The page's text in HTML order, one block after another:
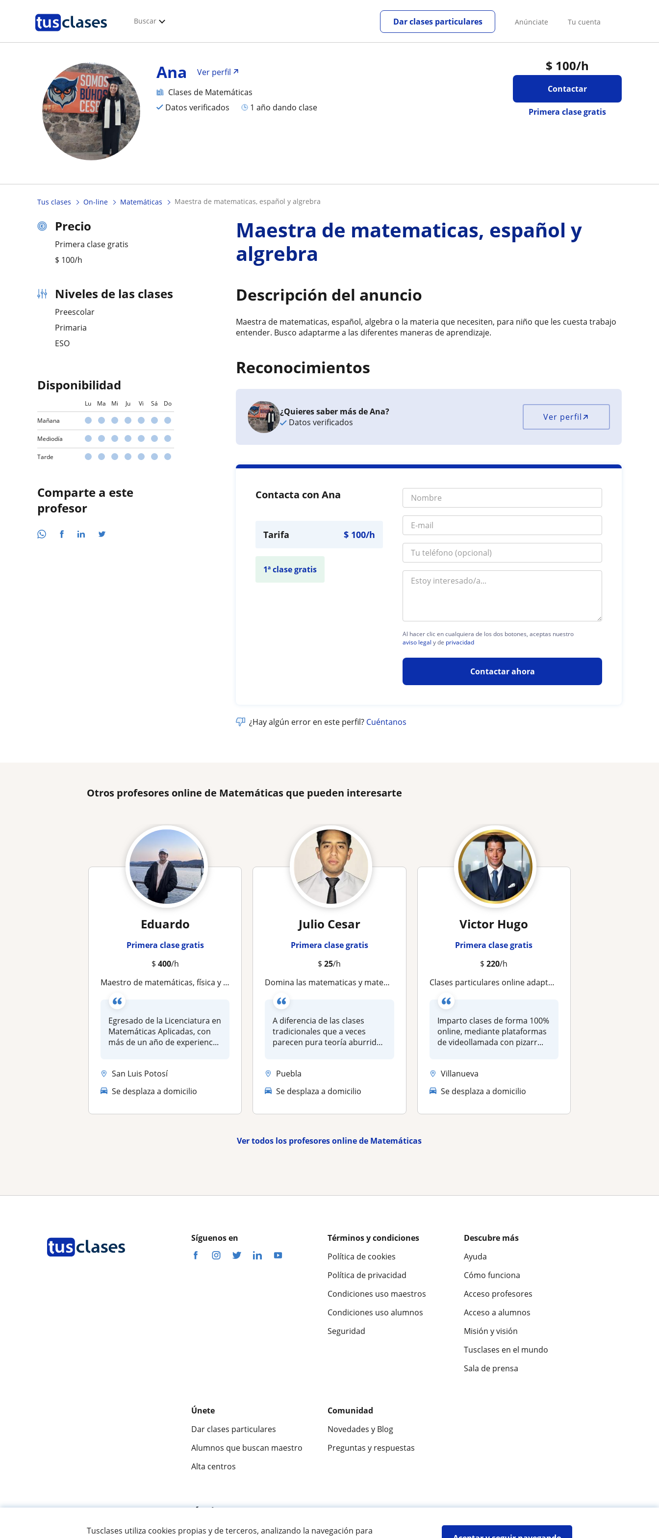
Tusclases utiliza cookies propias y de terceros, analizando la navegación para
Buscar Anúnciate Tu cuenta
Dar clases particulares
$ 100/h
Contactar
Primera clase gratis
Ana
Ver perfil
Clases de Matemáticas
Datos verificados
1 año dando clase
Tus clases On-line Matemáticas maestra de matematicas, español y algrebra
Precio
Primera clase gratis
$ 100/h
Niveles de las clases
Preescolar
Primaria
ESO
Disponibilidad
Lu Ma Mi Ju Vi Sá Do
Mañana
Mediodía
Tarde
Comparte a este
profesor
Maestra de matematicas, español y
algrebra
Descripción del anuncio
Maestra de matematicas, español, algebra o la materia que necesiten, para niño que les cuesta trabajo
entender. Busco adaptarme a las diferentes maneras de aprendizaje.
Reconocimientos
¿Quieres saber más de Ana?
Datos verificados
Ver perfil
Contacta con Ana
Tarifa $ 100/h
1ª clase gratis
Al hacer clic en cualquiera de los dos botones, aceptas nuestro
aviso legal y de privacidad
Contactar ahora
¿Hay algún error en este perfil? Cuéntanos
Otros profesores online de Matemáticas que pueden interesarte
Eduardo
Primera clase gratis
$ 400/h
Maestro de matemáticas, física y programación básica
Egresado de la Licenciatura en
Matemáticas Aplicadas, con
más de un año de experienc...
San Luis Potosí
Se desplaza a domicilio
Julio Cesar
Primera clase gratis
$25/h
Domina las matematicas y matematicas avanzadas sin rodeos, clases personalizadas con Ingeniero automotriz
A diferencia de las clases
tradicionales que a veces
parecen pura teoría aburrida,
Puebla
Se desplaza a domicilio
Victor Hugo
Primera clase gratis
$220/h
Clases particulares online adaptadas a tu ritmo y nivel
Imparto clases de forma 100%
online, mediante plataformas
de videollamada con pizarr...
Villanueva
Se desplaza a domicilio
Ver todos los profesores online de Matemáticas
Síguenos en
Términos y condiciones
Política de cookies
Política de privacidad
Condiciones uso maestros
Condiciones uso alumnos
Seguridad
Descubre más
Ayuda
Cómo funciona
Acceso profesores
Acceso a alumnos
Misión y visión
Tusclases en el mundo
Sala de prensa
Únete
Dar clases particulares
Alumnos que buscan maestro
Alta centros
Comunidad
Novedades y Blog
Preguntas y respuestas
Fantástica 9,5/10 ★★★★★